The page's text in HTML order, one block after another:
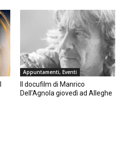
Appuntamenti, Eventi
Il docufilm di Manrico
Dell’Agnola giovedì ad Alleghe